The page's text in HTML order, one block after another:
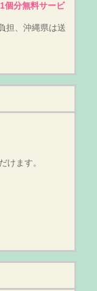
個分無料サービ
担、沖縄県は送
けます。